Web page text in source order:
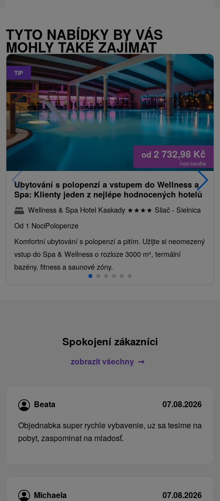
TYTO NABÍDKY BY VÁS
MOHLY TAKÉ ZAJÍMAT
TIP
od 2 732,98 Kč
/noc/osoba
Ubytování s polopenzí a vstupem do Wellness a
Spa: Klienty jeden z nejlépe hodnocených hotelů
Wellness & Spa Hotel Kaskady ★★★★ Sliač - Sielnica
Od 1 NociPolopenze
Komfortní ubytování s polopenzí a pitím. Užijte si neomezený
vstup do Spa & Wellness o rozloze 3000 m², termální
bazény, fitness a saunové zóny.
Spokojení zákazníci
zobrazit všechny
Beata
07.08.2026
Objednabka super rychle vybavenie, uz sa tesime na
pobyt, zaspominat na mladosť.
Michaela
07.08.2026